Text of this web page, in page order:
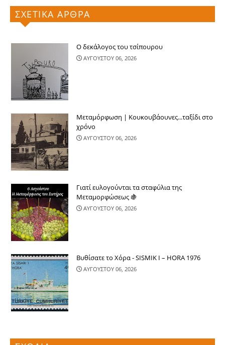
ΣΧΕΤΙΚΑ ΑΡΘΡΑ
Ο δεκάλογος του τσίπουρου
ΑΥΓΟΥΣΤΟΥ 06, 2026
Μεταμόρφωση | Κουκουβάουνες...ταξίδι στο
χρόνο
ΑΥΓΟΥΣΤΟΥ 06, 2026
Γιατί ευλογούνται τα σταφύλια της
Μεταμορφώσεως 🍇
ΑΥΓΟΥΣΤΟΥ 06, 2026
Βυθίσατε το Χόρα - SISMIK I – HORA 1976
ΑΥΓΟΥΣΤΟΥ 06, 2026